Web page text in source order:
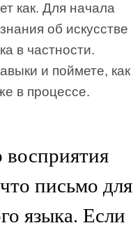
как. Для начала
об искусстве
в частности.
и поймете, как
в процессе.
восприятия
письмо для
языка. Если